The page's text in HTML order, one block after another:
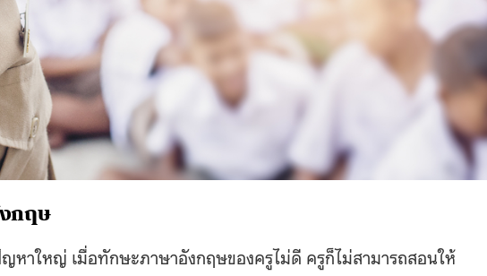
กฤษ
าใหญ่ เมื่อทักษะภาษาอังกฤษของครูไม่ดี ครูก็ไม่สามารถสอนให้